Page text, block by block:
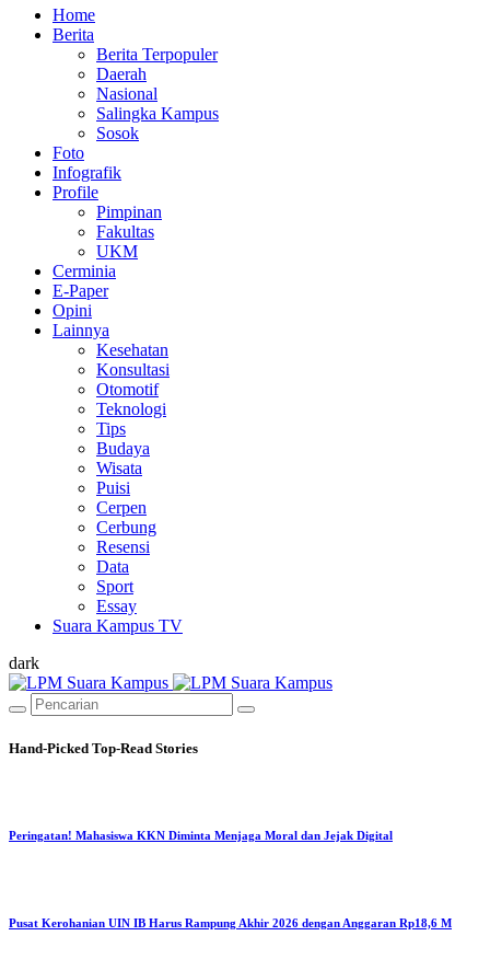
Home
Berita
Berita Terpopuler
Daerah
Nasional
Salingka Kampus
Sosok
Foto
Infografik
Profile
Pimpinan
Fakultas
UKM
Cerminia
E-Paper
Opini
Lainnya
Kesehatan
Konsultasi
Otomotif
Teknologi
Tips
Budaya
Wisata
Puisi
Cerpen
Cerbung
Resensi
Data
Sport
Essay
Suara Kampus TV
dark
Hand-Picked Top-Read Stories
Peringatan! Mahasiswa KKN Diminta Menjaga Moral dan Jejak Digital
Pusat Kerohanian UIN IB Harus Rampung Akhir 2026 dengan Anggaran Rp18,6 M